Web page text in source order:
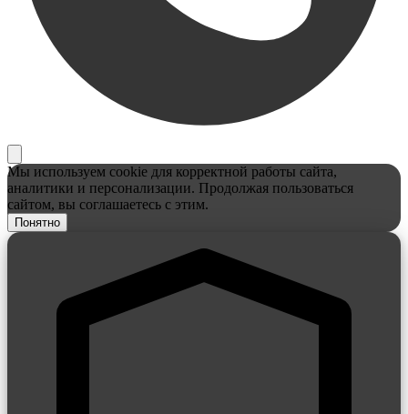
Мы используем cookie для корректной работы сайта,
аналитики и персонализации. Продолжая пользоваться
сайтом, вы соглашаетесь с этим.
Понятно